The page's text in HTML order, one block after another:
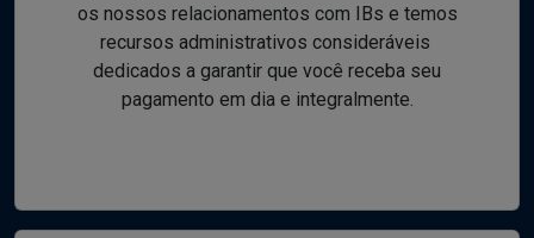
os nossos relacionamentos com IBs e temos
recursos administrativos consideráveis ​​
dedicados a garantir que você receba seu
pagamento em dia e integralmente.